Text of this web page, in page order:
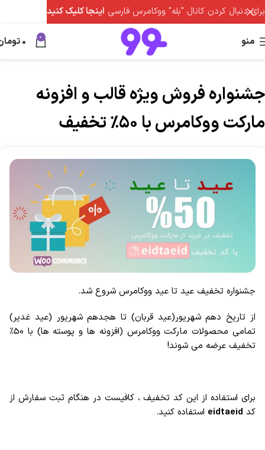
منو 0
0
جشنواره فروش ویژه قالب و افزونه
مارکت ووکامرس با 50% تخفیف
جشنواره تخفیف عید تا عید ووکامرس شروع شد.
از تاریخ دهم شهریور(عید قربان) تا هجدهم شهریور (عید غدیر)
تمامی محصولات مارکت ووکامرس (افزونه ها و پوسته ها) با 50%
تخفیف عرضه می شوند!
برای استفاده از این کد تخفیف ، کافیست در هنگام ثبت سفارش از
کد eidtaeid استفاده کنید.
برای دنبال کردن کانال "بله" ووکامرس فارسی اینجا کلیک کنید